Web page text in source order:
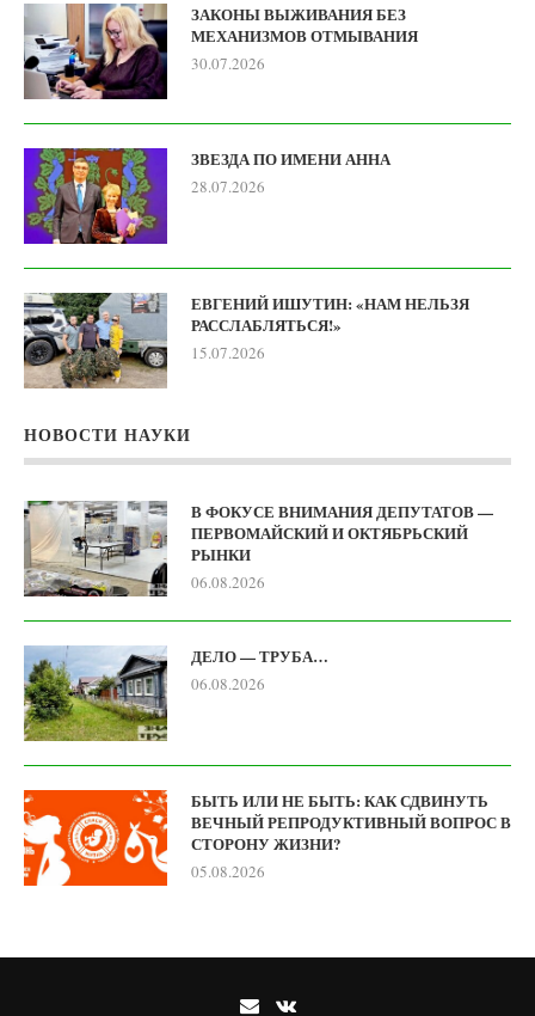
ЗАКОНЫ ВЫЖИВАНИЯ БЕЗ
МЕХАНИЗМОВ ОТМЫВАНИЯ
30.07.2026
ЗВЕЗДА ПО ИМЕНИ АННА
28.07.2026
ЕВГЕНИЙ ИШУТИН: «НАМ НЕЛЬЗЯ
РАССЛАБЛЯТЬСЯ!»
15.07.2026
НОВОСТИ НАУКИ
В ФОКУСЕ ВНИМАНИЯ ДЕПУТАТОВ —
ПЕРВОМАЙСКИЙ И ОКТЯБРЬСКИЙ
РЫНКИ
06.08.2026
ДЕЛО — ТРУБА…
06.08.2026
БЫТЬ ИЛИ НЕ БЫТЬ: КАК СДВИНУТЬ
ВЕЧНЫЙ РЕПРОДУКТИВНЫЙ ВОПРОС В
СТОРОНУ ЖИЗНИ?
05.08.2026